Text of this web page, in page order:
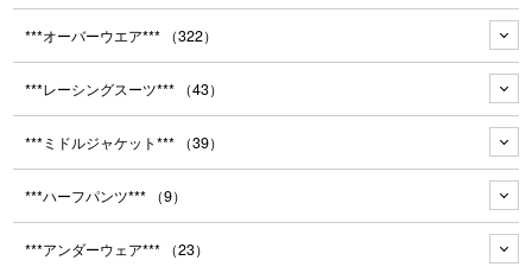
***オーバーウエア*** （322）
***レーシングスーツ*** （43）
***ミドルジャケット*** （39）
***ハーフパンツ*** （9）
***アンダーウェア*** （23）